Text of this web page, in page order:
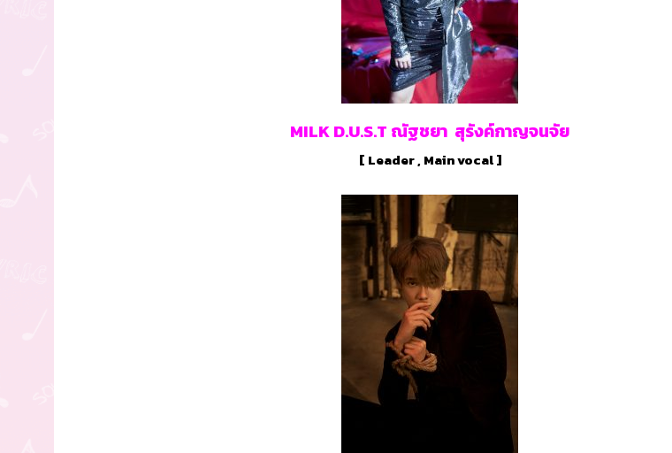
MILK D.U.S.T ณัฐชยา สุรังค์กาญจนจัย
[ Leader , Main vocal ]